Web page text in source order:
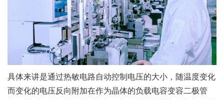
具体来讲是通过热敏电路自动控制电压的大小，随温度变化
而变化的电压反向附加在作为晶体的负载电容变容二极管